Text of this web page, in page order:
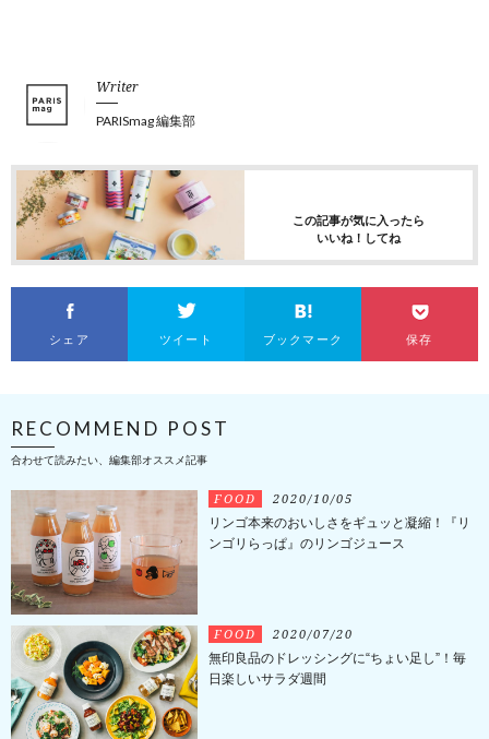
Writer
PARISmag 編集部
この記事が気に入ったら
いいね！してね
シェア ツイート ブックマーク 保存
RECOMMEND POST
合わせて読みたい、編集部オススメ記事
FOOD 2020/10/05
リンゴ本来のおいしさをギュッと凝縮！『リ
ンゴリらっぱ』のリンゴジュース
FOOD 2020/07/20
無印良品のドレッシングに“ちょい足し”！毎
日楽しいサラダ週間